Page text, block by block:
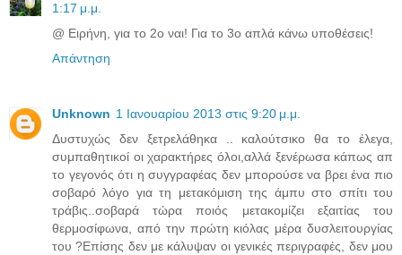
1:17 μ.μ.
@ Ειρήνη, για το 2ο ναι! Για το 3ο απλά κάνω υποθέσεις!
Απάντηση
Unknown 1 Ιανουαρίου 2013 στις 9:20 μ.μ.
Δυστυχώς δεν ξετρελάθηκα .. καλούτσικο θα το έλεγα,
συμπαθητικοί οι χαρακτήρες όλοι,αλλά ξενέρωσα κάπως απ
το γεγονός ότι η συγγραφέας δεν μπορούσε να βρει ένα πιο
σοβαρό λόγο για τη μετακόμιση της άμπυ στο σπίτι του
τράβις..σοβαρά τώρα ποιός μετακομίζει εξαιτίας του
θερμοσίφωνα, από την πρώτη κιόλας μέρα δυσλειτουργίας
του ?Επίσης δεν με κάλυψαν οι γενικές περιγραφές, δεν μου